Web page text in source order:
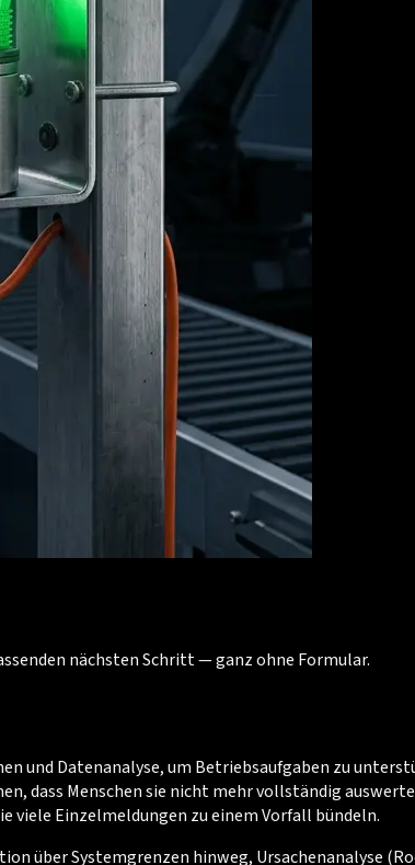
nächsten Schritt — ganz ohne Formular.
und Datenanalyse, um Betriebsaufgaben zu
dass Menschen sie nicht mehr vollständig
viele Einzelmeldungen zu einem Vorfall bündeln.
über Systemgrenzen hinweg, Ursachenanalyse